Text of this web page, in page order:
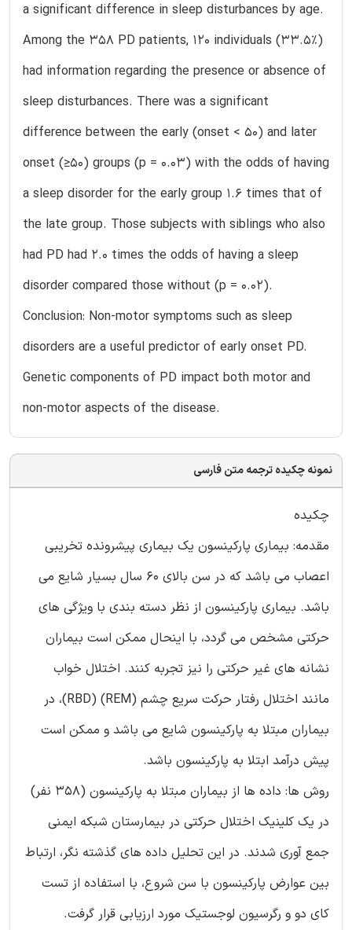
a significant difference in sleep disturbances by age.
Among the 358 PD patients, 120 individuals (33.5%)
had information regarding the presence or absence of
sleep disturbances. There was a significant
difference between the early (onset < 50) and later
onset (≥50) groups (p = 0.03) with the odds of having
a sleep disorder for the early group 1.6 times that of
the late group. Those subjects with siblings who also
had PD had 2.0 times the odds of having a sleep
disorder compared those without (p = 0.02).
Conclusion: Non-motor symptoms such as sleep
disorders are a useful predictor of early onset PD.
Genetic components of PD impact both motor and
non-motor aspects of the disease.
نمونه چکیده ترجمه متن فارسی
چکیده
مقدمه: بیماری پارکینسون یک بیماری پیشرونده تخریبی
اعصاب می باشد که در سن بالای 60 سال بسیار شایع می
باشد. بیماری پارکینسون از نظر دسته بندی با ویژگی های
حرکتی مشخص می گردد، با اینحال ممکن است بیماران
نشانه های غیر حرکتی را نیز تجربه کنند. اختلال خواب
مانند اختلال رفتار حرکت سریع چشم (REM) (RBD)، در
بیماران مبتلا به پارکینسون شایع می باشد و ممکن است
پیش درآمد ابتلا به پارکینسون باشد.
روش ها: داده ها از بیماران مبتلا به پارکینسون (358 نفر)
در یک کلینیک اختلال حرکتی در بیمارستان شبکه ایمنی
جمع آوری شدند. در این تحلیل داده های گذشته نگر، ارتباط
بین عوارض پارکینسون با سن شروع، با استفاده از تست
کای دو و رگرسیون لوجستیک مورد ارزیابی قرار گرفت.